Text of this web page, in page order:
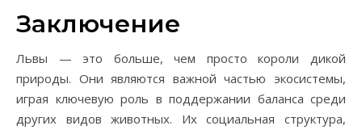
Заключение
Львы — это больше, чем просто короли дикой
природы. Они являются важной частью экосистемы,
играя ключевую роль в поддержании баланса среди
других видов животных. Их социальная структура,